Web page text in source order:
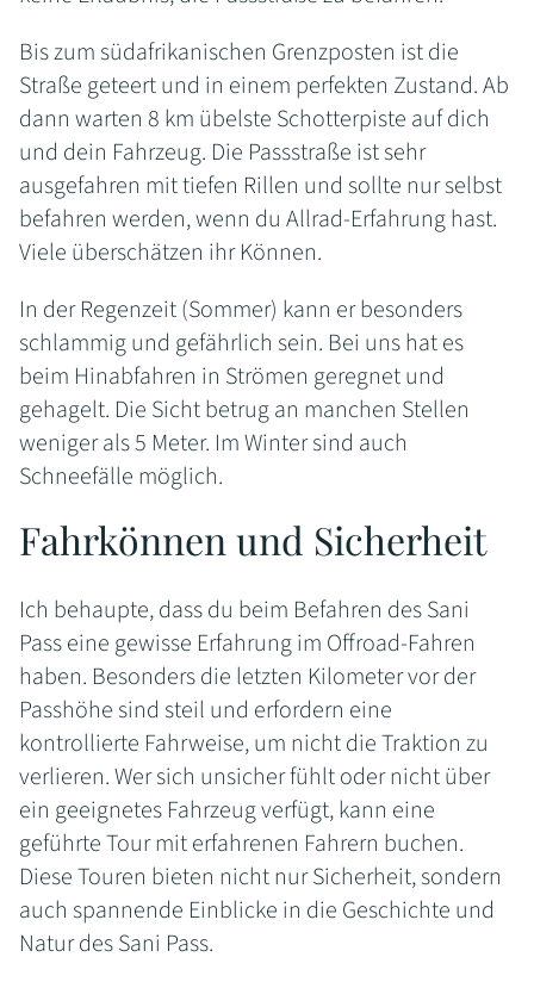
Bis zum südafrikanischen Grenzposten ist die
Straße geteert und in einem perfekten Zustand. Ab
dann warten 8 km übelste Schotterpiste auf dich
und dein Fahrzeug. Die Passstraße ist sehr
ausgefahren mit tiefen Rillen und sollte nur selbst
befahren werden, wenn du Allrad-Erfahrung hast.
Viele überschätzen ihr Können.
In der Regenzeit (Sommer) kann er besonders
schlammig und gefährlich sein. Bei uns hat es
beim Hinabfahren in Strömen geregnet und
gehagelt. Die Sicht betrug an manchen Stellen
weniger als 5 Meter. Im Winter sind auch
Schneefälle möglich.
Fahrkönnen und Sicherheit
Ich behaupte, dass du beim Befahren des Sani
Pass eine gewisse Erfahrung im Offroad-Fahren
haben. Besonders die letzten Kilometer vor der
Passhöhe sind steil und erfordern eine
kontrollierte Fahrweise, um nicht die Traktion zu
verlieren. Wer sich unsicher fühlt oder nicht über
ein geeignetes Fahrzeug verfügt, kann eine
geführte Tour mit erfahrenen Fahrern buchen.
Diese Touren bieten nicht nur Sicherheit, sondern
auch spannende Einblicke in die Geschichte und
Natur des Sani Pass.